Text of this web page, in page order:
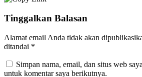
Tinggalkan Balasan
Alamat email Anda tidak akan
ditandai *
Simpan nama, email, dan situs web
untuk komentar saya berikutnya.